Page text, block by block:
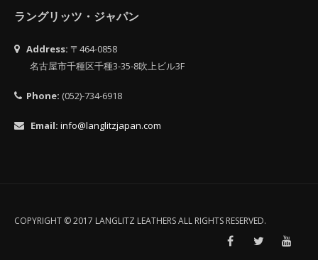
ラングリッツ・ジャパン
Address: 〒464-0858
名古屋市千種区千種3-35-8吹上ビル3F
Phone: (052)-734-6918
Email: info@langlitzjapan.com
COPYRIGHT © 2017 LANGLITZ LEATHERS ALL RIGHTS RESERVED.